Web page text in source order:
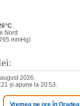
Nord
mmHg)
2026.
și apune la 20:53.
Vremea pe ore în Oradea